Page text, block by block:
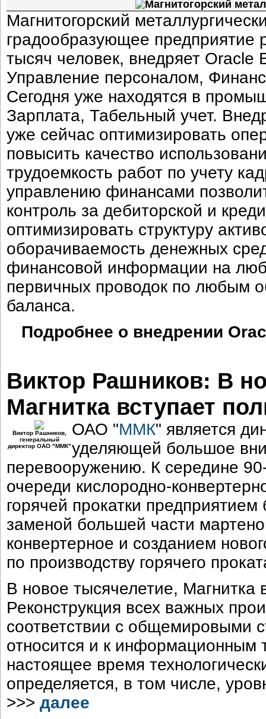
Магнитогорский
Магнитогорский
градообразующее предприятие
тысяч человек, внедряет
Управление персоналом,
Сегодня уже находятся в
Зарплата, Табельный учет.
уже сейчас оптимизировать
повысить качество
трудоемкость работ по учету
управлению финансами
контроль за дебиторской и
оптимизировать структуру
оборачиваемость денежных
финансовой информации на
первичных проводок по любым
баланса.
Подробнее о внедрении
Виктор Рашников: В
Магнитка вступает
Виктор Рашников,
генеральный
директор ОАО "ММК"
ОАО "ММК" является
уделяющей большое
перевооружению. К середине
очереди кислородно-
горячей прокатки
заменой большей части
конвертерное и созданием
по производству горячего
В новое тысячелетие, Магнитка
Реконструкция всех важных
соответствии с общемировыми
относится и к информационным
настоящее время
определяется, в том числе,
>>> далее